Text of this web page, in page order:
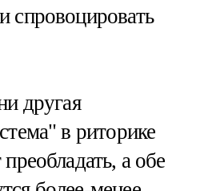
спровоцировать
другая
в риторике
а обе